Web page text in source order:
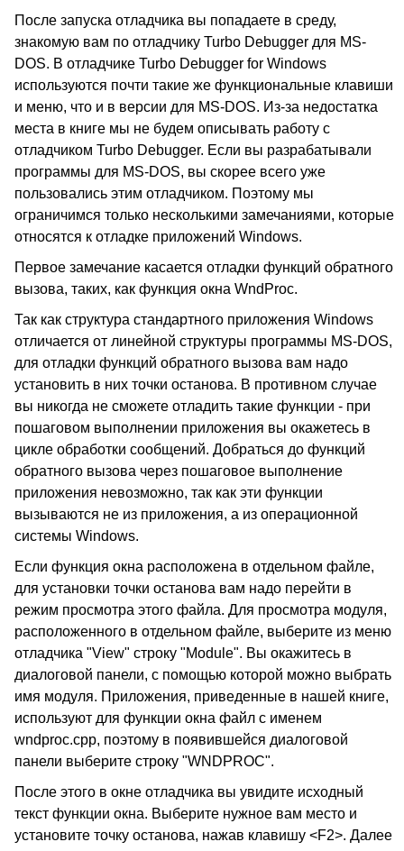
После запуска отладчика вы попадаете в среду,
знакомую вам по отладчику Turbo Debugger для MS-
DOS. В отладчике Turbo Debugger for Windows
используются почти такие же функциональные клавиши
и меню, что и в версии для MS-DOS. Из-за недостатка
места в книге мы не будем описывать работу с
отладчиком Turbo Debugger. Если вы разрабатывали
программы для MS-DOS, вы скорее всего уже
пользовались этим отладчиком. Поэтому мы
ограничимся только несколькими замечаниями, которые
относятся к отладке приложений Windows.
Первое замечание касается отладки функций обратного
вызова, таких, как функция окна WndProc.
Так как структура стандартного приложения Windows
отличается от линейной структуры программы MS-DOS,
для отладки функций обратного вызова вам надо
установить в них точки останова. В противном случае
вы никогда не сможете отладить такие функции - при
пошаговом выполнении приложения вы окажетесь в
цикле обработки сообщений. Добраться до функций
обратного вызова через пошаговое выполнение
приложения невозможно, так как эти функции
вызываются не из приложения, а из операционной
системы Windows.
Если функция окна расположена в отдельном файле,
для установки точки останова вам надо перейти в
режим просмотра этого файла. Для просмотра модуля,
расположенного в отдельном файле, выберите из меню
отладчика "View" строку "Module". Вы окажитесь в
диалоговой панели, с помощью которой можно выбрать
имя модуля. Приложения, приведенные в нашей книге,
используют для функции окна файл с именем
wndproc.cpp, поэтому в появившейся диалоговой
панели выберите строку "WNDPROC".
После этого в окне отладчика вы увидите исходный
текст функции окна. Выберите нужное вам место и
установите точку останова, нажав клавишу <F2>. Далее